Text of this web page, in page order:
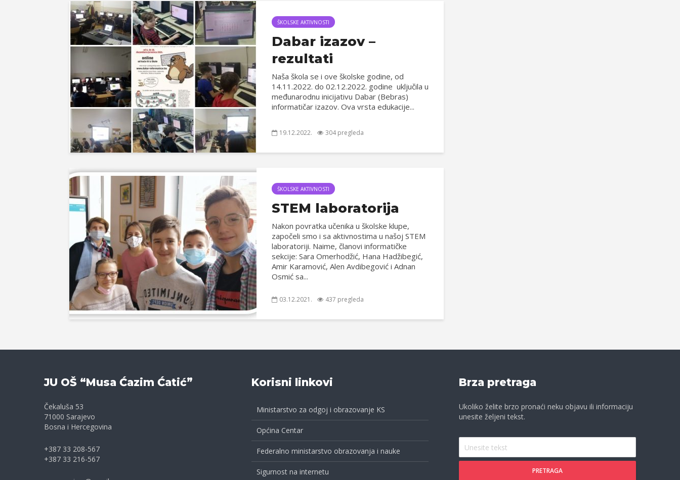
ŠKOLSKE AKTIVNOSTI
Dabar izazov –
rezultati
Naša škola se i ove školske godine, od
14.11.2022. do 02.12.2022. godine uključila u
međunarodnu inicijativu Dabar (Bebras)
informatičar izazov. Ova vrsta edukacije...
19.12.2022. 304 pregleda
ŠKOLSKE AKTIVNOSTI
STEM laboratorija
Nakon povratka učenika u školske klupe,
započeli smo i sa aktivnostima u našoj STEM
laboratoriji. Naime, članovi informatičke
sekcije: Sara Omerhodžić, Hana Hadžibegić,
Amir Karamović, Alen Avdibegović i Adnan
Osmić sa...
03.12.2021. 437 pregleda
JU OŠ “Musa Ćazim Ćatić”
Čekaluša 53
71000 Sarajevo
Bosna i Hercegovina
+387 33 208-567
+387 33 216-567
Korisni linkovi
Ministarstvo za odgoj i obrazovanje KS
Općina Centar
Federalno ministarstvo obrazovanja i nauke
Sigurnost na internetu
Brza pretraga
Ukoliko želite brzo pronaći neku objavu ili informaciju
unesite željeni tekst.
PRETRAGA